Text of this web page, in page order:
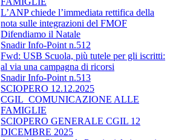
L’ANP chiede l’immediata rettifica della
nota sulle integrazioni del FMOF
Difendiamo il Natale
Snadir Info-Point n.512
Fwd: USB Scuola, più tutele per gli iscritti:
al via una campagna di ricorsi
Snadir Info-Point n.513
SCIOPERO 12.12.2025
CGIL_COMUNICAZIONE ALLE
FAMIGLIE
SCIOPERO GENERALE CGIL 12
DICEMBRE 2025